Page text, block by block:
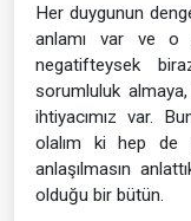
Her duygunun
anlamı var ve o
negatifteysek
sorumluluk
ihtiyacımız var.
olalım ki hep de
anlaşılmasın
olduğu bir bütün.